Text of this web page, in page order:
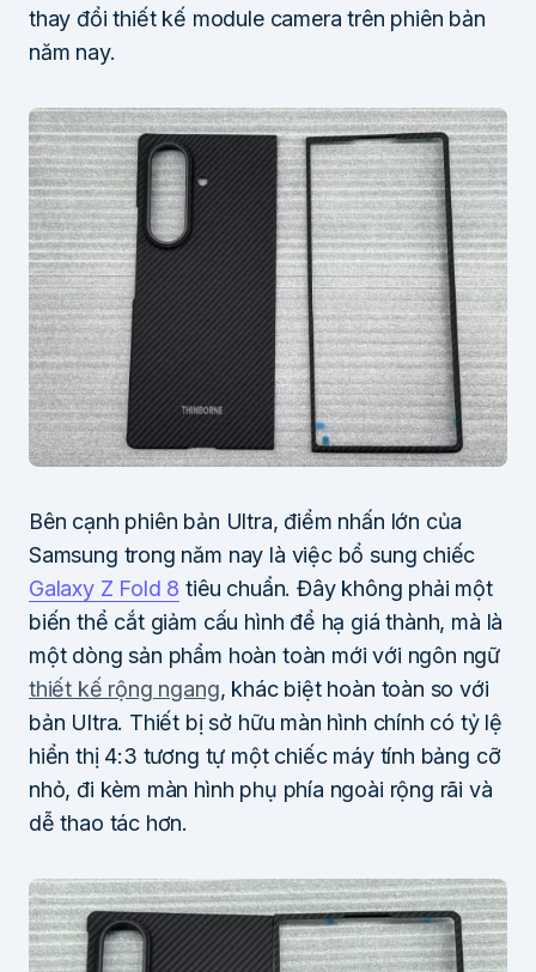
thay đổi thiết kế module camera trên phiên bản
năm nay.
Bên cạnh phiên bản Ultra, điểm nhấn lớn của
Samsung trong năm nay là việc bổ sung chiếc
Galaxy Z Fold 8 tiêu chuẩn. Đây không phải một
biến thể cắt giảm cấu hình để hạ giá thành, mà là
một dòng sản phẩm hoàn toàn mới với ngôn ngữ
thiết kế rộng ngang, khác biệt hoàn toàn so với
bản Ultra. Thiết bị sở hữu màn hình chính có tỷ lệ
hiển thị 4:3 tương tự một chiếc máy tính bảng cỡ
nhỏ, đi kèm màn hình phụ phía ngoài rộng rãi và
dễ thao tác hơn.